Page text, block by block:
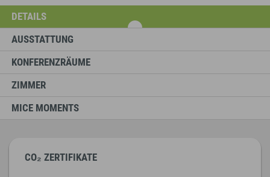
DETAILS
AUSSTATTUNG
KONFERENZRÄUME
ZIMMER
MICE MOMENTS
CO₂ ZERTIFIKATE